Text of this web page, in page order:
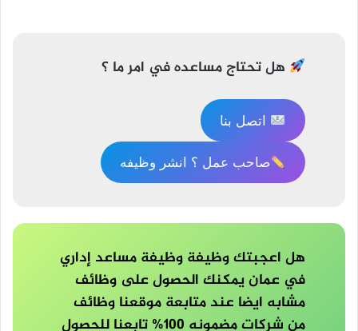
هل تحتاج مساعده في امر ما ؟
اتصل بنا
صاحب عمل ؟ انشر وظيفه
هل اعجبتك وظيفة وظيفة مساعد إداري
في عمان يمكنك الحصول على وظائف
مشابه ايضا عند متابعة موقعنا وظائف
من شركات مضمونه 100% تابعنا للحصول